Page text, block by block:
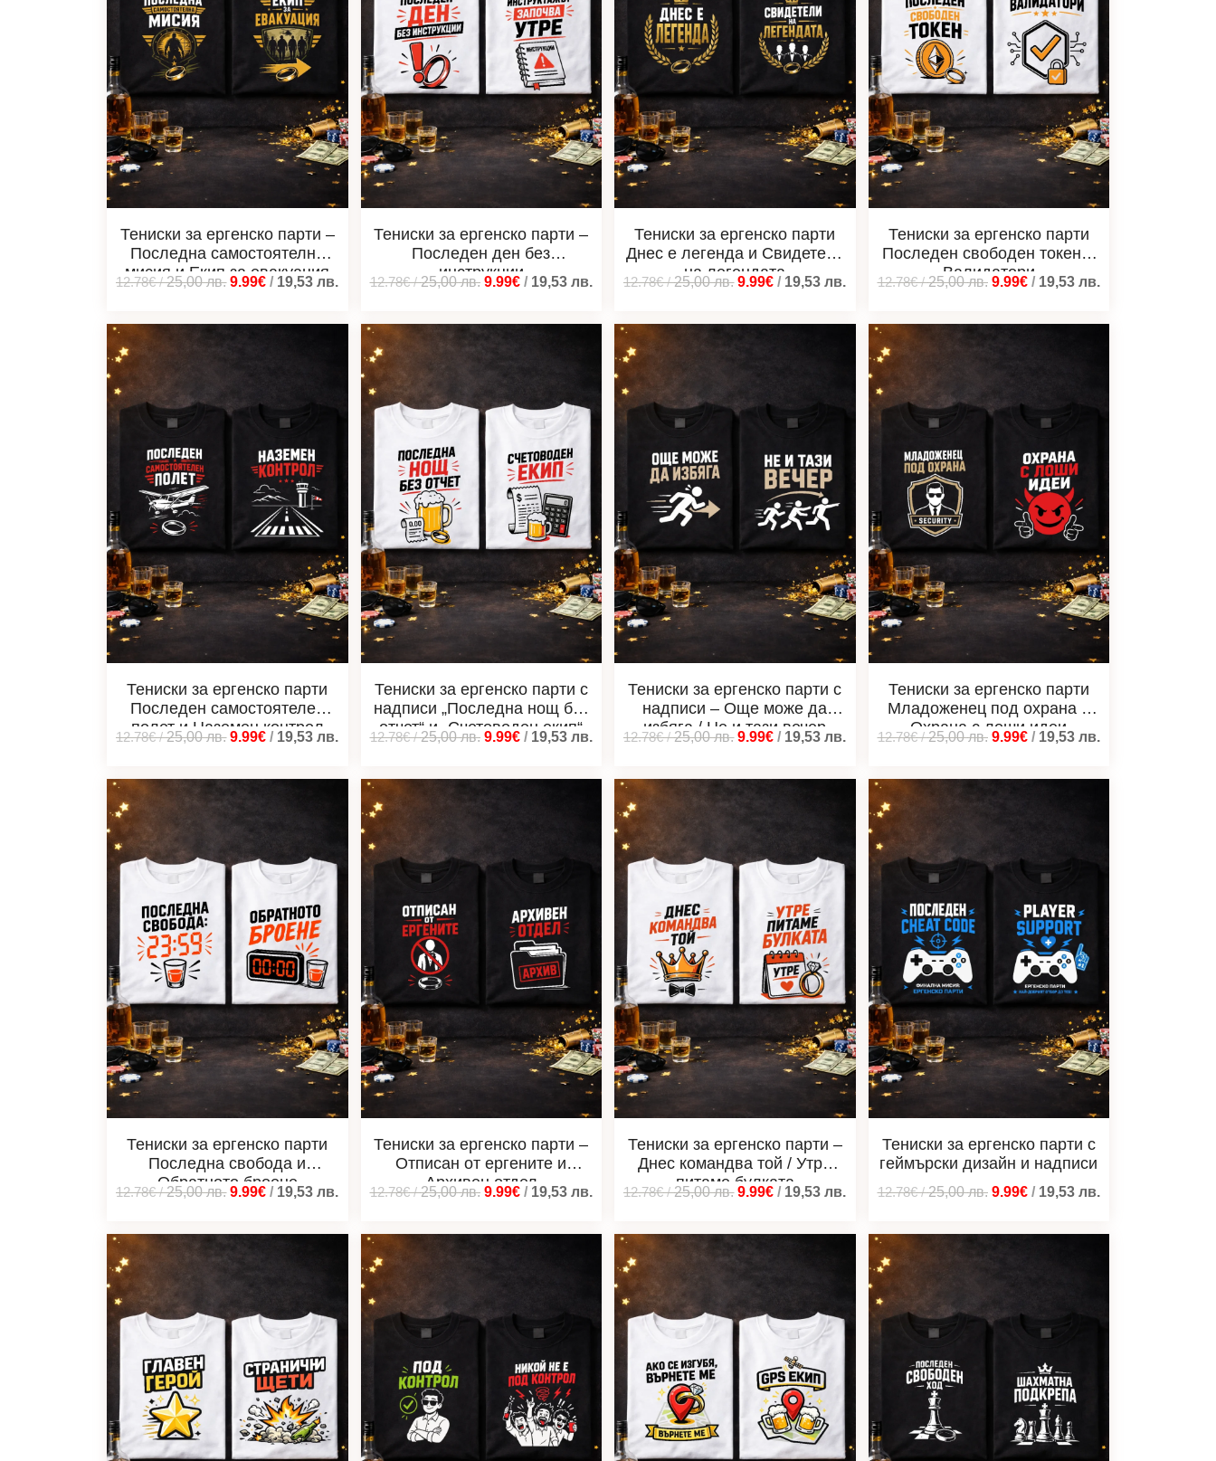
Тениски за ергенско парти –
Последна самостоятелна
мисия и Екип за евакуация
12.78€/25,00лв. 9.99€ / 19,53лв.
Тениски за ергенско парти –
Последен ден без
инструкции
12.78€/25,00лв. 9.99€/ 19,53 лв.
Тениски за ергенско парти
Днес е легенда и Свидетели
на легендата
12.78€/25,00лв. 9.99€ / 19,53лв.
Тениски за ергенско парти
Последен свободен токен и
Валидатори
12.78€/25,00лв. 9.99€/ 19,53 лв.
Тениски за ергенско парти
Последен самостоятелен
полет и Наземен контрол
12.78€/25,00лв. 9.99€ / 19,53лв.
Тениски за ергенско парти с
надписи „Последна нощ без
отчет“ и „Счетоводен екип“
12.78€/25,00лв. 9.99€/ 19,53 лв.
Тениски за ергенско парти с
надписи – Още може да
избяга / Не и тази вечер
12.78€/25,00лв. 9.99€ / 19,53лв.
Тениски за ергенско парти
Младоженец под охрана и
Охрана с лоши идеи
12.78€/25,00лв. 9.99€/ 19,53 лв.
Тениски за ергенско парти
Последна свобода и
Обратното броене
12.78€/25,00лв. 9.99€ / 19,53лв.
Тениски за ергенско парти –
Отписан от ергените и
Архивен отдел
12.78€/25,00лв. 9.99€/ 19,53 лв.
Тениски за ергенско парти –
Днес командва той / Утре
питаме булката
12.78€/25,00лв. 9.99€ / 19,53лв.
Тениски за ергенско парти с
геймърски дизайн и надписи
12.78€/25,00лв. 9.99€/ 19,53 лв.